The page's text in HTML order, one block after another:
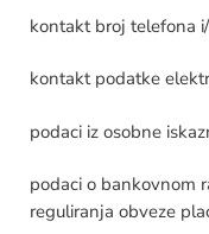
kontakt broj telefona
kontakt podatke
podaci iz osobne
podaci o bankovnom
reguliranja obveze